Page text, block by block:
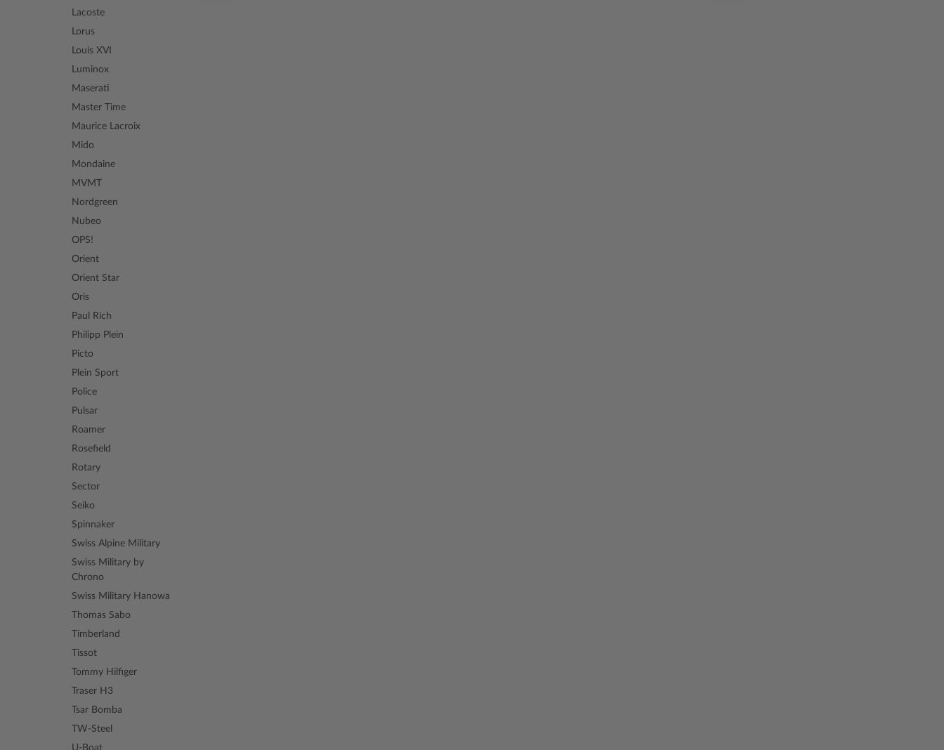
Lacoste
Lorus
Louis XVI
Luminox
Maserati
Master Time
Maurice Lacroix
Mido
Mondaine
MVMT
Nordgreen
Nubeo
OPS!
Orient
Orient Star
Oris
Paul Rich
Philipp Plein
Picto
Plein Sport
Police
Pulsar
Roamer
Rosefield
Rotary
Sector
Seiko
Spinnaker
Swiss Alpine Military
Swiss Military by
Chrono
Swiss Military Hanowa
Thomas Sabo
Timberland
Tissot
Tommy Hilfiger
Traser H3
Tsar Bomba
TW-Steel
U-Boat